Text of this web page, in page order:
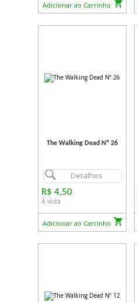
Adicionar ao Carrinho
The Walking Dead Nº 26
Detalhes
R$ 4,50
À vista
Adicionar ao Carrinho